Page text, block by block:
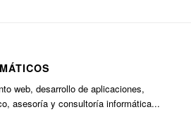
web, desarrollo de aplicaciones,
asesoría y consultoría informática...